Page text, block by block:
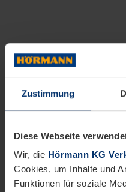
Zustimmung
Diese Webseite
Wir, die Hörmann KG
Cookies, um Inhalte und
Funktionen für soziale